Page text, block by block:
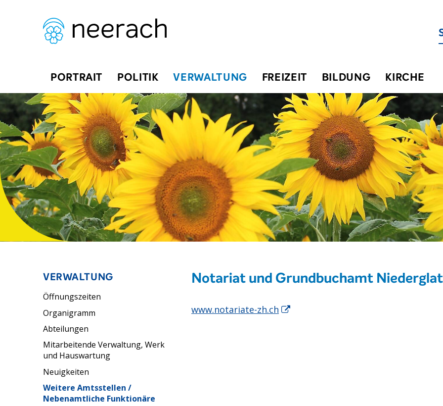
Hauptnavigation
PORTRAIT POLITIK VERWALTUNG FREIZEIT BILDUNG KIRCHE
Unternavigation
VERWALTUNG
Öffnungszeiten
Organigramm
Abteilungen
Mitarbeitende Verwaltung, Werk
und Hauswartung
Neuigkeiten
Weitere Amtsstellen /
Nebenamtliche Funktionäre
Notariat und Grundbuchamt
www.notariate-zh.ch